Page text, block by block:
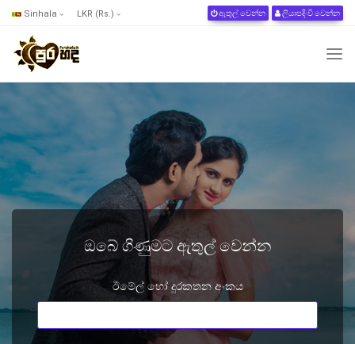
Sinhala LKR (Rs.) ඇතුල් වෙන්න ලියාපදිංචි වෙන්න
ඔබේ ගිණුමට ඇතුල් වෙන්න
ඊමේල් හෝ දුරකතන අංකය